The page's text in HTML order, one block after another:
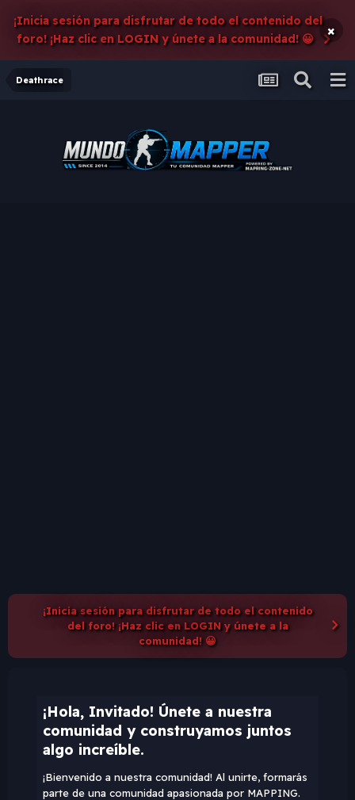
¡Inicia sesión para disfrutar de todo el contenido del
foro! ¡Haz clic en LOGIN y únete a la comunidad! 😀
×
Deathrace
¡Inicia sesión para disfrutar de todo el contenido
del foro! ¡Haz clic en LOGIN y únete a la
comunidad! 😀
¡Hola, Invitado! Únete a nuestra
comunidad y construyamos juntos
algo increíble.
¡Bienvenido a nuestra comunidad! Al unirte, formarás
parte de una comunidad apasionada por MAPPING.